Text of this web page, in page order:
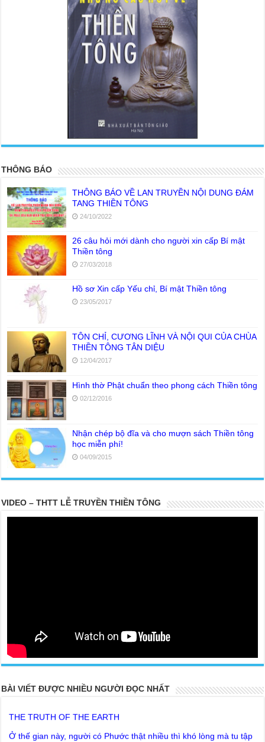
THÔNG BÁO
THÔNG BÁO VỀ LAN TRUYỀN NỘI DUNG ĐÁM
TANG THIỀN TÔNG
24/10/2022
26 câu hỏi mới dành cho người xin cấp Bí mật
Thiền tông
27/03/2018
Hồ sơ Xin cấp Yếu chỉ, Bí mật Thiền tông
23/05/2017
TÔN CHỈ, CƯƠNG LĨNH VÀ NỘI QUI CỦA CHÙA
THIỀN TÔNG TÂN DIỆU
12/04/2017
Hình thờ Phật chuẩn theo phong cách Thiền tông
02/12/2016
Nhận chép bộ đĩa và cho mượn sách Thiền tông
học miễn phí!
04/09/2015
VIDEO – THTT LỄ TRUYỀN THIỀN TÔNG
BÀI VIẾT ĐƯỢC NHIỀU NGƯỜI ĐỌC NHẤT
20 PARTS TOP SECRET BUDDHA LEFT FOR POSTERITY
THE TRUTH OF THE EARTH
Giải thoát được phải không ?
Lời khuyên của Trưởng Ban dành cho người tu Giác Ngộ & Giải